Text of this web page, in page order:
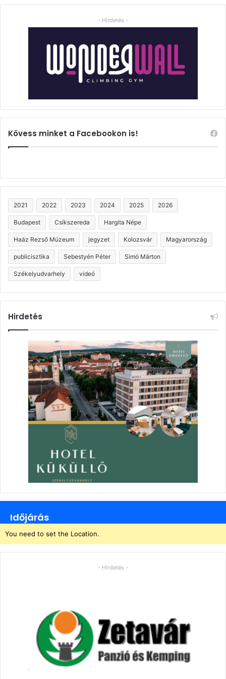
- Hirdetés -
Kövess minket a Facebookon is!
2021 2022 2023 2024 2025 2026
Budapest Csíkszereda Hargita Népe
Haáz Rezső Múzeum jegyzet Kolozsvár Magyarország
publicisztika Sebestyén Péter Simó Márton
Székelyudvarhely videó
Hirdetés
Időjárás
You need to set the Location.
- Hirdetés -